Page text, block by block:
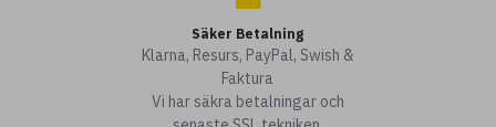
Säker Betalning
Klarna, Resurs, PayPal, Swish &
Faktura
Vi har säkra betalningar och